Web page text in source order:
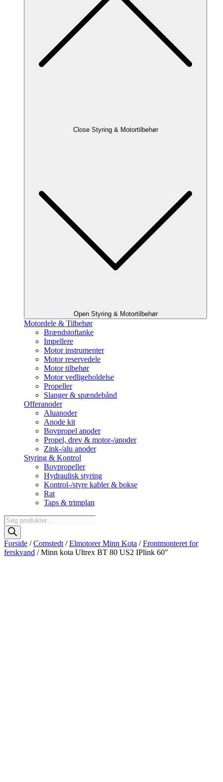
Close Styring & Motortilbehør
Open Styring & Motortilbehør
Motordele & Tilbehør
Brændstoftanke
Impellere
Motor instrumenter
Motor reservedele
Motor tilbehør
Motor vedligeholdelse
Propeller
Slanger & spændebånd
Offeranoder
Aluanoder
Anode kit
Bovpropel anoder
Propel, drev & motor-/anoder
Zink-/alu anoder
Styring & Kontrol
Bovpropeller
Hydraulisk styring
Kontrol-/styre kabler & bokse
Rat
Taps & trimplan
Products
search
Forside /Comstedt /Elmotorer Minn Kota /Frontmonteret for
ferskvand / Minn kota Ultrex BT 80 US2 IPlink 60″